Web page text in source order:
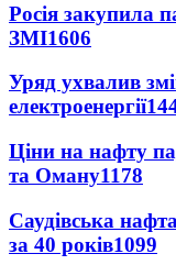
Росія закупила
ЗМІ1606
Уряд ухвалив
електроенергії
Ціни на нафту
та Оману1178
Саудівська
за 40 років1099